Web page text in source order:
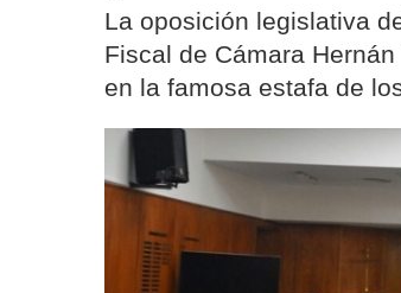
La oposición legislativa
Fiscal de Cámara
en la famosa estafa de